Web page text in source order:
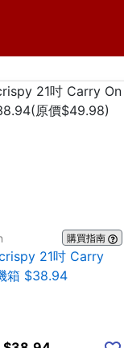
購買指南
21吋 Carry
箱 $38.94